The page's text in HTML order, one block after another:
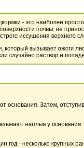
- это наиболее
почвы, не
иссушения верхнего
вызывает ожоги
раствор и
Затем,
наплыв у
- несколько крупных